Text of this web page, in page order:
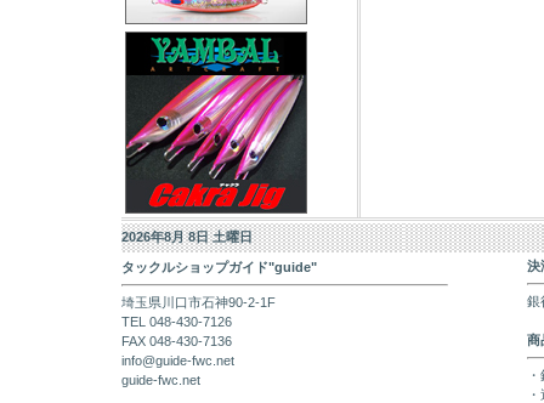
2026年8月 8日 土曜日
タックルショップガイド"guide"
埼玉県川口市石神90-2-1F
TEL 048-430-7126
FAX 048-430-7136
info@guide-fwc.net
guide-fwc.net
決
銀
商